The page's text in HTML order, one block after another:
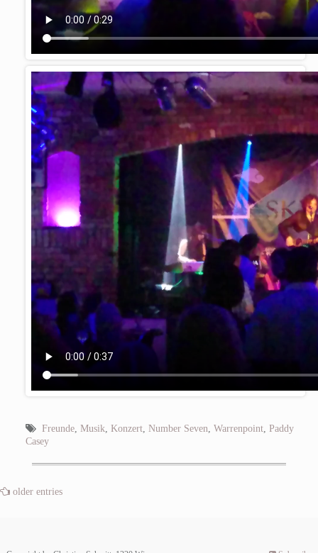
Freunde, Musik Konzert, Number Seven Warrenpoint, Paddy
Casey
older entries